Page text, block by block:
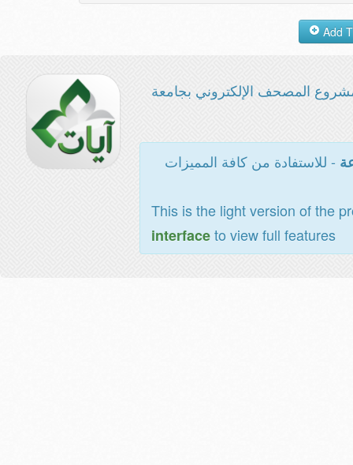
المصحف الإلكتروني بجامعة
- للاستفادة من كافة المميزات
This is the light version of the
interfaceto view full features